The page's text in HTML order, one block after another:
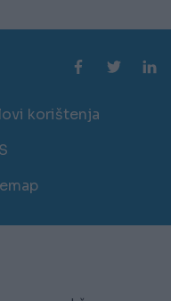
korištenja